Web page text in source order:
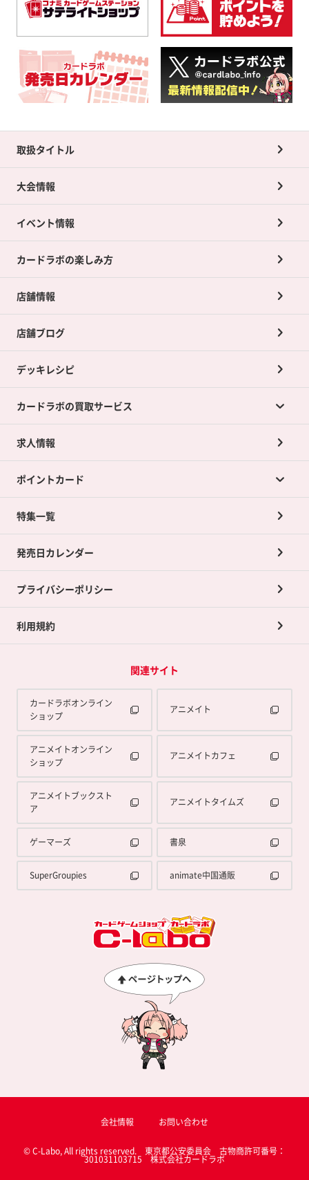
取扱タイトル
大会情報
イベント情報
カードラボの楽しみ方
店舗情報
店舗ブログ
デッキレシピ
カードラボの買取サービス
カードラボの買取サービスTOP
店舗買取について
ネット買取について
買取承諾書について
求人情報
ポイントカード
ポイントカードTOP
ポイント交換景品
特集一覧
発売日カレンダー
プライバシーポリシー
利用規約
関連サイト
カードラボオンライン
ショップ
アニメイト
アニメイトオンライン
ショップ
アニメイトカフェ
アニメイトブックスト
ア
アニメイトタイムズ
ゲーマーズ 書泉
SuperGroupies animate中国通販
会社情報 お問い合わせ
© C-Labo, All rights reserved. 東京都公安委員会 古物商許可番号：
301031103715 株式会社カードラボ